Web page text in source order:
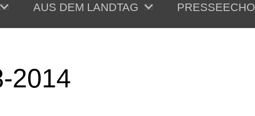
AUS DEM LANDTAG PRESSEECHO
2014